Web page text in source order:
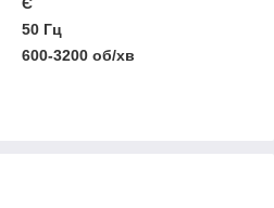
50 Гц
600-3200 об/хв